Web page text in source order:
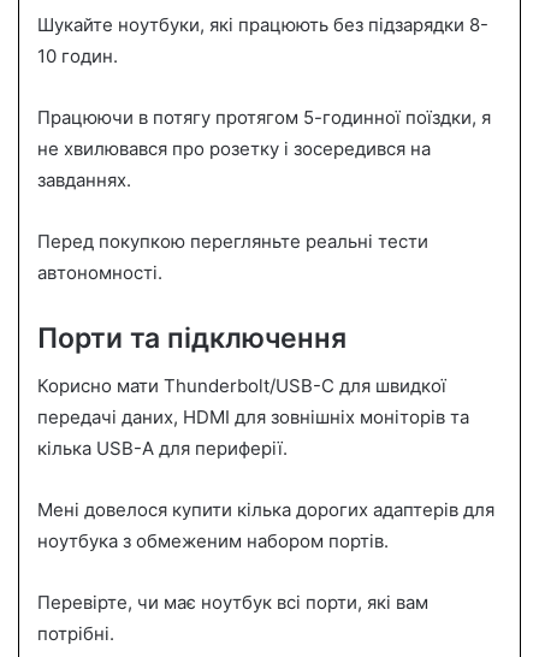
Шукайте ноутбуки, які працюють без підзарядки 8-
10 годин.
Працюючи в потягу протягом 5-годинної поїздки, я
не хвилювався про розетку і зосередився на
завданнях.
Перед покупкою перегляньте реальні тести
автономності.
Порти та підключення
Корисно мати Thunderbolt/USB-C для швидкої
передачі даних, HDMI для зовнішніх моніторів та
кілька USB-A для периферії.
Мені довелося купити кілька дорогих адаптерів для
ноутбука з обмеженим набором портів.
Перевірте, чи має ноутбук всі порти, які вам
потрібні.